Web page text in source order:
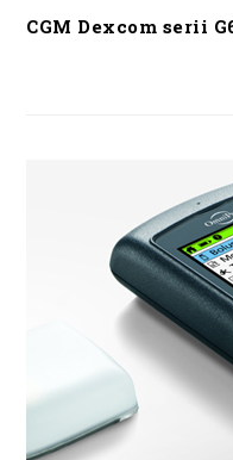
CGM Dexcom serii